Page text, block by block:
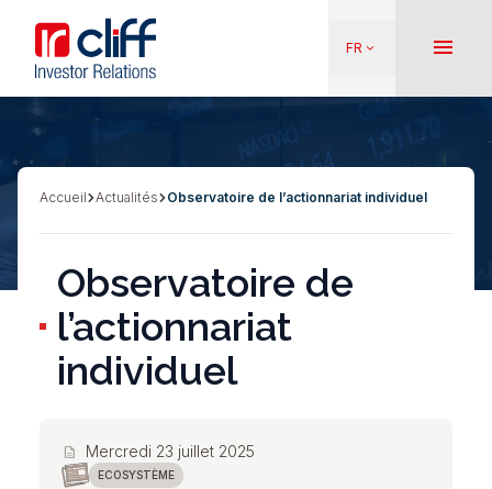
contenu
principal
Aller directement au contenu
FR keyboard_arrow_down menu
Fil
d'Ariane
Accueil Actualités Observatoire de l’actionnariat individuel
Observatoire de
l’actionnariat
individuel
description Mercredi 23 juillet 2025
ECOSYSTÈME